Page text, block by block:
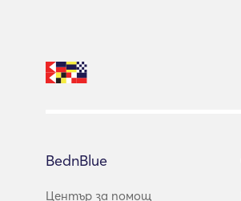
BednBlue
Център за помощ